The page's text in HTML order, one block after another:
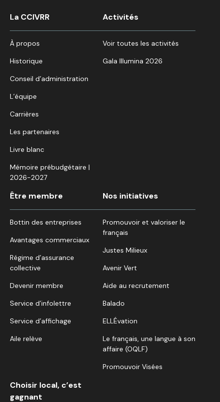
La CCIVRR
À propos
Historique
Conseil d’administration
L’équipe
Carrières
Les partenaires
Livre blanc
Mémoire prébudgétaire |
2026-2027
Activités
Voir toutes les activités
Gala Illumina 2026
Être membre
Bottin des entreprises
Avantages commerciaux
Régime d’assurance
collective
Devenir membre
Service d’infolettre
Service d’affichage
Aile relève
Nos initiatives
Promouvoir et valoriser le
français
Justes Milieux
Avenir Vert
Aide au recrutement
Balado
ELLÉvation
Le français, une langue à son
affaire (OQLF)
Promouvoir Visées
Choisir local, c’est
gagnant